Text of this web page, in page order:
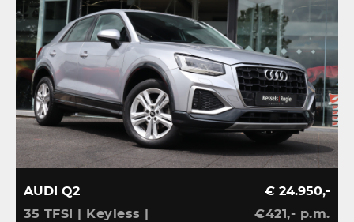
AUDI Q2
35 TFSI | Keyless |
€ 24.950,-
€421,- p.m.